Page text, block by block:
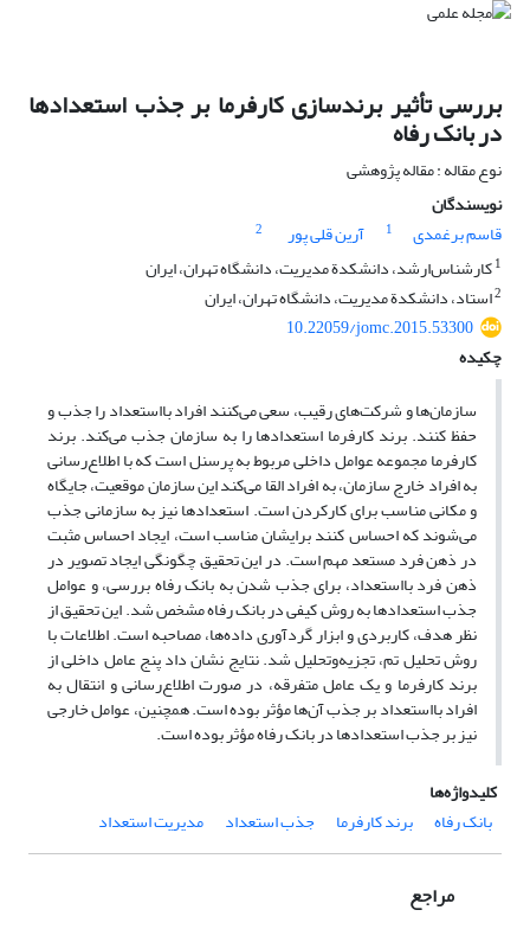
بررسی تأثیر برندسازی کارفرما بر جذب استعدادها
در بانک رفاه
نوع مقاله : مقاله پژوهشی
نویسندگان
قاسم برغمدی
1 آرین قلی پور
2
1کارشناس‌ارشد، دانشکدة مدیریت، دانشگاه تهران، ایران
2استاد، دانشکدة مدیریت، دانشگاه تهران، ایران
10.22059/jomc.2015.53300
چکیده
سازمان‌ها و شرکت‌های رقیب، سعی می‌کنند افراد بااستعداد را جذب و
حفظ کنند. برند کارفرما استعدادها را به سازمان جذب می‌کند. برند
کارفرما مجموعه عوامل داخلی مربوط به پرسنل است که با اطلاع‌رسانی
به افراد خارج سازمان، به افراد القا می‌کند این سازمان موقعیت، جایگاه
و مکانی مناسب برای کارکردن است. استعداد‌ها نیز به سازمانی جذب
می‌شوند که احساس کنند برایشان مناسب است، ایجاد احساس مثبت
در ذهن فرد مستعد مهم است. در این تحقیق چگونگی ایجاد تصویر در
ذهن فرد بااستعداد، برای جذب ‌شدن به بانک رفاه بررسی، و عوامل
جذب استعدادها به روش کیفی در بانک رفاه مشخص شد. این تحقیق از
نظر هدف، کاربردی و ابزار گردآوری داده‌ها، مصاحبه است. اطلاعات با
روش تحلیل تم، تجزیه‌و‌تحلیل شد. نتایج نشان داد پنج عامل داخلی از
برند کارفرما و یک عامل متفرقه، در صورت اطلاع‌رسانی و انتقال به
افراد بااستعداد بر جذب آن‌ها مؤثر بوده است. همچنین، عوامل خارجی
نیز بر جذب استعدادها در بانک رفاه مؤثر بوده است.
کلیدواژه‌ها
بانک رفاه
برند کارفرما جذب استعداد مدیریت استعداد
مراجع